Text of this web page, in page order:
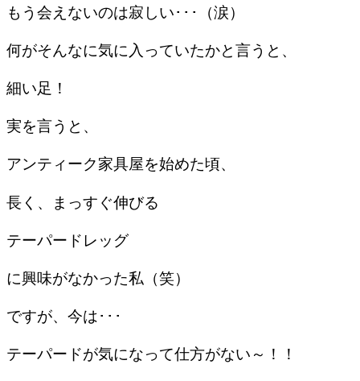
もう会えないのは寂しい･･･（涙）
何がそんなに気に入っていたかと言うと、
細い足！
実を言うと、
アンティーク家具屋を始めた頃、
長く、まっすぐ伸びる
テーパードレッグ
に興味がなかった私（笑）
ですが、今は･･･
テーパードが気になって仕方がない～！！